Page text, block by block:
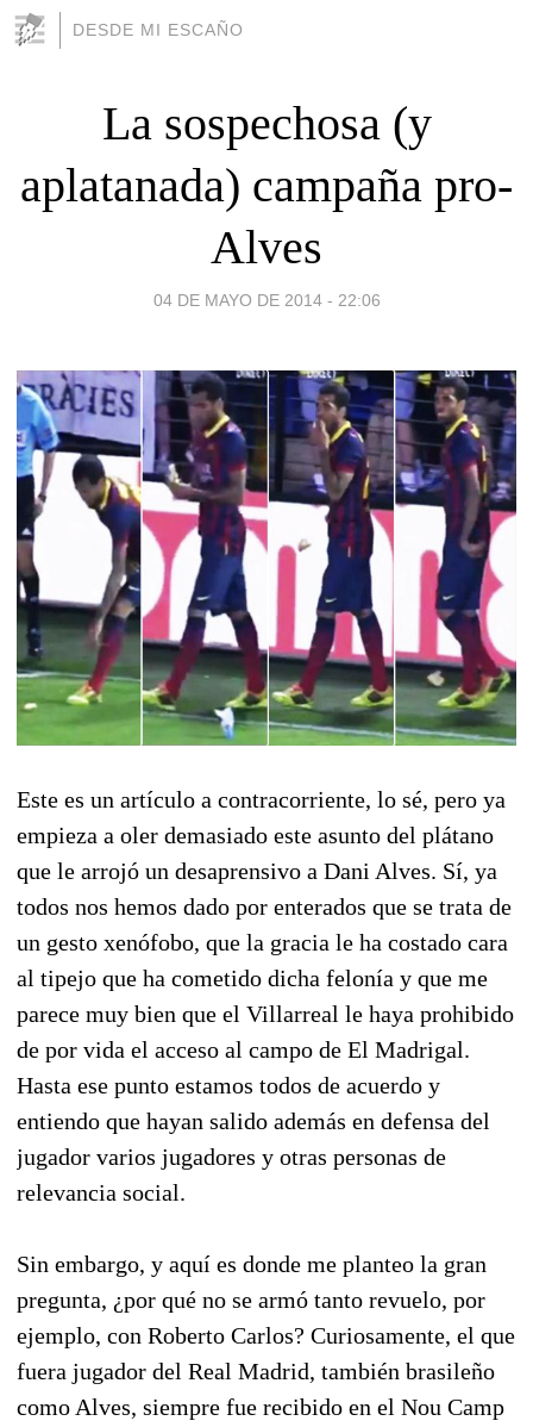
DESDE MI ESCAÑO
La sospechosa (y
aplatanada) campaña pro-
Alves
04 DE MAYO DE 2014 - 22:06
Este es un artículo a contracorriente, lo sé, pero ya
empieza a oler demasiado este asunto del plátano
que le arrojó un desaprensivo a Dani Alves. Sí, ya
todos nos hemos dado por enterados que se trata de
un gesto xenófobo, que la gracia le ha costado cara
al tipejo que ha cometido dicha felonía y que me
parece muy bien que el Villarreal le haya prohibido
de por vida el acceso al campo de El Madrigal.
Hasta ese punto estamos todos de acuerdo y
entiendo que hayan salido además en defensa del
jugador varios jugadores y otras personas de
relevancia social.
Sin embargo, y aquí es donde me planteo la gran
pregunta, ¿por qué no se armó tanto revuelo, por
ejemplo, con Roberto Carlos? Curiosamente, el que
fuera jugador del Real Madrid, también brasileño
como Alves, siempre fue recibido en el Nou Camp